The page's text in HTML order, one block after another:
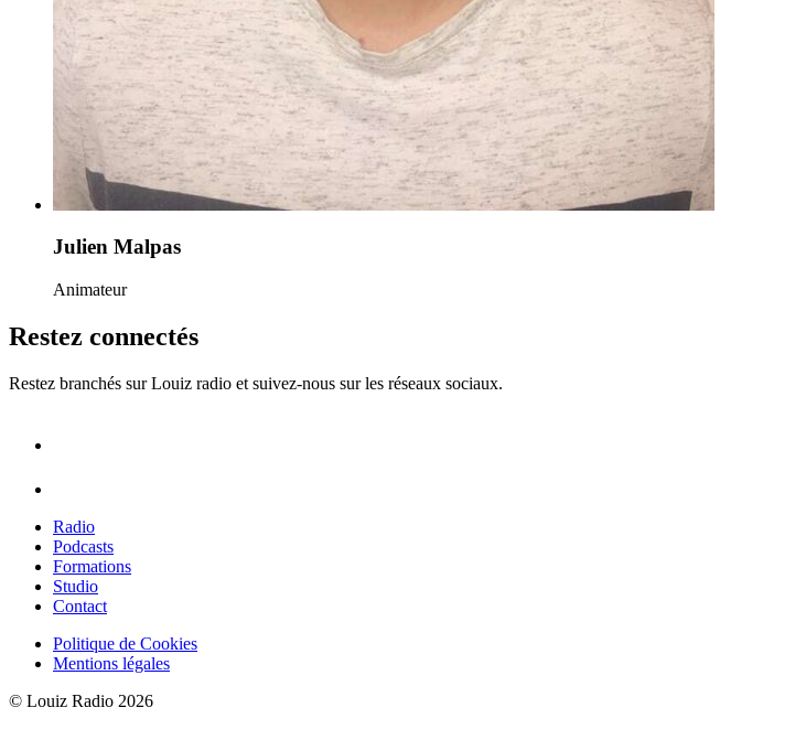
Julien Malpas
Animateur
Restez connectés
Restez branchés sur Louiz radio et suivez-nous sur les réseaux sociaux.
Radio
Podcasts
Formations
Studio
Contact
Politique de Cookies
Mentions légales
© Louiz Radio 2026